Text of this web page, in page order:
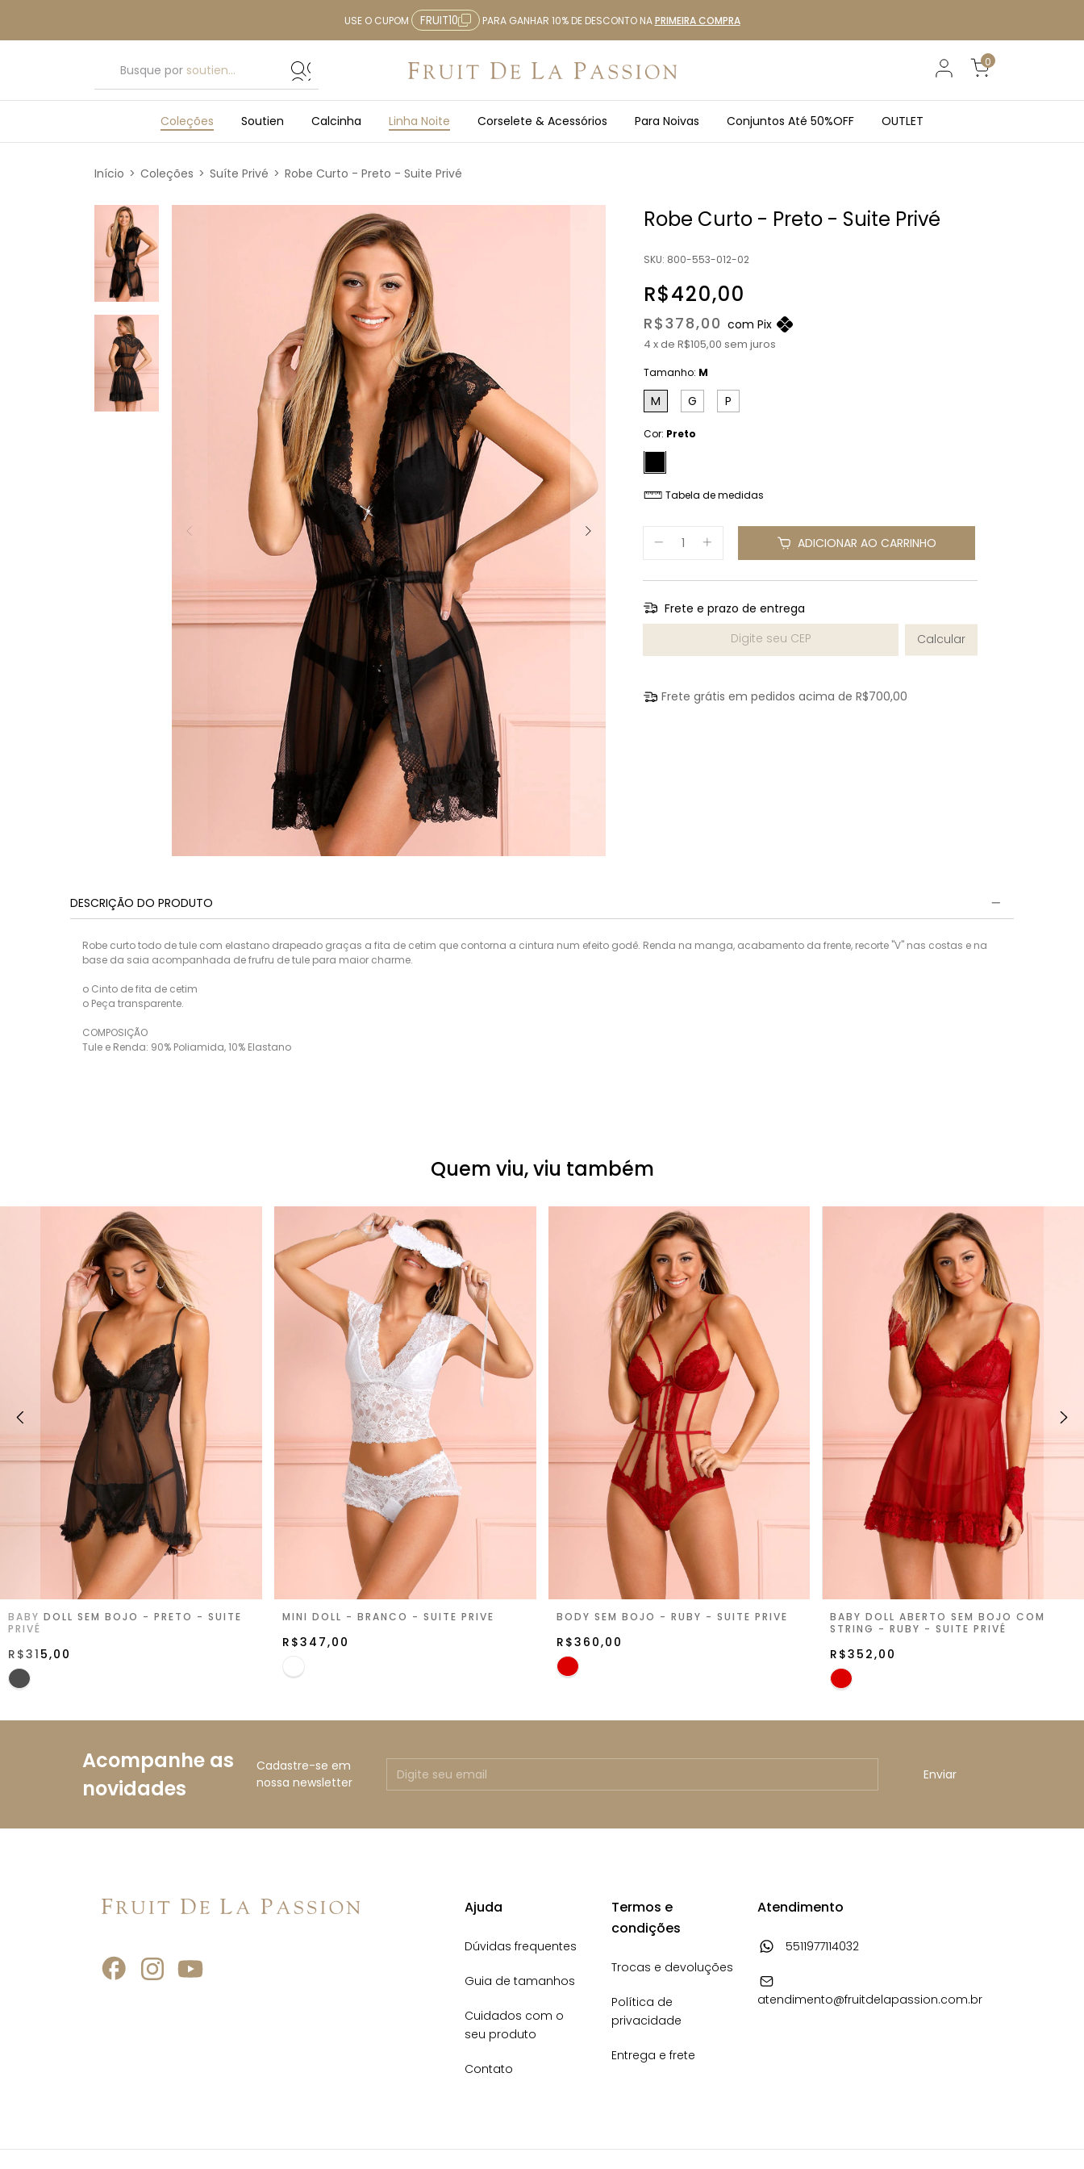
USE O CUPOM FRUIT10 PARA GANHAR 10% DE DESCONTO NAPRIMEIRA COMPRA
Busque por soutien...
0
Coleções Soutien Calcinha Linha Noite Corselete & Acessórios Para Noivas Conjuntos Até 50%OFF OUTLET
Início > Coleções > Suíte Privé > Robe Curto - Preto - Suite Privé
Robe Curto - Preto - Suite Privé
SKU: 800-553-012-02
R$420,00
R$378,00 com Pix
4 xde R$105,00 sem juros
Tamanho: M
M
G P
Cor: Preto
Tabela de medidas
ADICIONAR AO CARRINHO
Frete e prazo de entrega
Entregas para o CEP:
Calcular
Frete grátis em pedidos acima de R$700,00
DESCRIÇÃO DO PRODUTO
Robe curto todo de tule com elastano drapeado graças a fita de cetim que contorna a cintura num efeito godê. Renda na manga, acabamento da frente, recorte "V" nas costas e na
base da saia acompanhada de frufru de tule para maior charme.
o Cinto de fita de cetim
o Peça transparente.
COMPOSIÇÃO
Tule e Renda: 90% Poliamida, 10% Elastano
Quem viu, viu também
BABY DOLL SEM BOJO - PRETO - SUITE
PRIVÉ
R$315,00
MINI DOLL - BRANCO - SUITE PRIVÉ
R$347,00
BODY SEM BOJO - RUBY - SUITE PRIVÉ
R$360,00
BABY DOLL ABERTO SEM BOJO COM
STRING - RUBY - SUITE PRIVÉ
R$352,00
Acompanhe as
novidades
Cadastre-se em
nossa newsletter
Ajuda
Dúvidas frequentes
Guia de tamanhos
Cuidados com o
seu produto
Contato
Termos e
condições
Trocas e devoluções
Política de
privacidade
Entrega e frete
Atendimento
5511977114032
atendimento@fruitdelapassion.com.br